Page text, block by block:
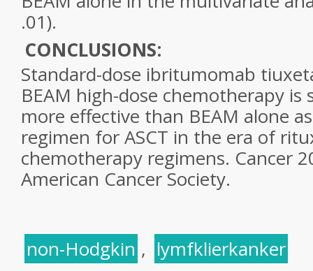
.01).
CONCLUSIONS:
Standard-dose ibritumomab
BEAM high-dose chemotherapy is
more effective than BEAM alone
regimen for ASCT in the era of
chemotherapy regimens. Cancer
American Cancer Society.
non-Hodgkin , lymfklierkanker